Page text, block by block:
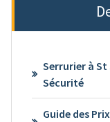
Serrurier à St
Sécurité
Guide des